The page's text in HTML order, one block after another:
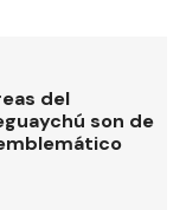
del
son de